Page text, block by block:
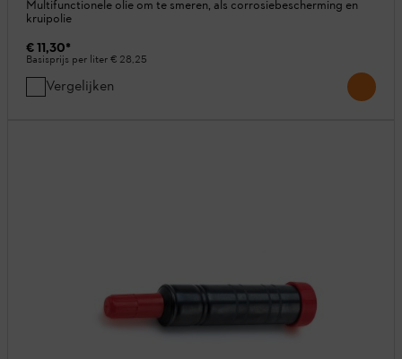
Multifunctionele olie om te smeren, als corrosiebescherming en
kruipolie
€ 11,30*
Basisprijs per liter€ 28,25
Vergelijken